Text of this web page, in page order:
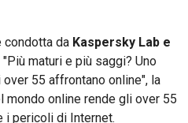
condotta da Kaspersky Lab e
maturi e più saggi? Uno
55 affrontano online", la
mondo online rende gli over 55
i pericoli di Internet.